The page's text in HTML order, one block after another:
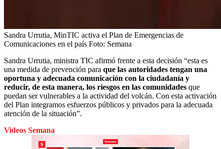
Sandra Urrutia, MinTIC activa el Plan de Emergencias de
Comunicaciones en el país Foto: Semana
Sandra Urrutia, ministra TIC afirmó frente a esta decisión “esta es
una medida de prevención para que las autoridades tengan una
oportuna y adecuada comunicación con la ciudadanía y
reducir, de esta manera, los riesgos en las comunidades que
puedan ser vulnerables a la actividad del volcán. Con esta activación
del Plan integramos esfuerzos públicos y privados para la adecuada
atención de la situación”.
Videos Semana